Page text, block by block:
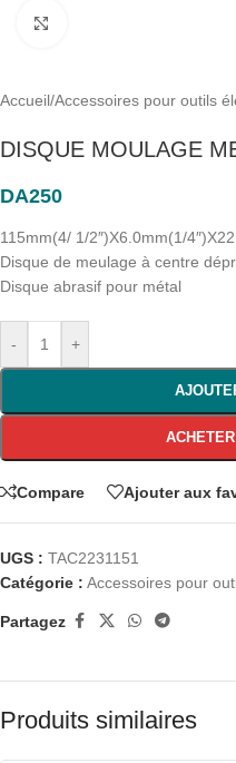
Accueil/Accessoires pour outils
DISQUE MOULAGE
DA250
115mm(4/ 1/2″)X6.0mm(1/
Disque de meulage à centre
Disque abrasif pour métal
- +
Compare Ajouter aux
UGS : TAC2231151
Catégorie : Accessoires pour
Partagez
Produits similaires